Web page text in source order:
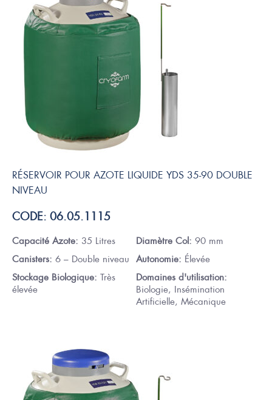
RÉSERVOIR POUR AZOTE LIQUIDE YDS 35-90 DOUBLE
NIVEAU
CODE: 06.05.1115
Capacité Azote: 35 Litres Diamètre Col: 90 mm
Canisters: 6 – Double niveau Autonomie: Élevée
Stockage Biologique: Très
élevée
Domaines d'utilisation:
Biologie, Insémination
Artificielle, Mécanique